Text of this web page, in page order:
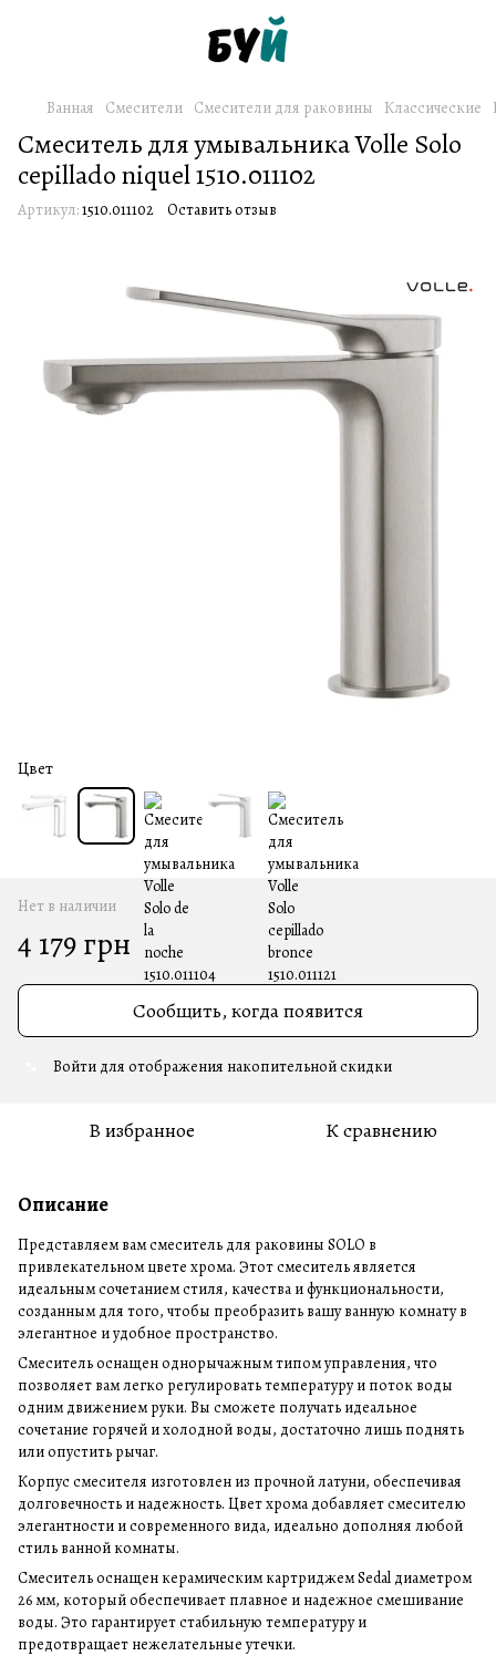
Ванная Смесители Смесители для раковины Классические
Смеситель для умывальника Volle Solo
cepillado niquel 1510.011102
Артикул:1510.011102 Оставить отзыв
Цвет
Нет в наличии
4 179 грн
Сообщить, когда появится
Войти для отображения накопительной скидки
В избранное К сравнению
Описание
Представляем вам смеситель для раковины SOLO в
привлекательном цвете хрома. Этот смеситель является
идеальным сочетанием стиля, качества и функциональности,
созданным для того, чтобы преобразить вашу ванную комнату в
элегантное и удобное пространство.
Смеситель оснащен однорычажным типом управления, что
позволяет вам легко регулировать температуру и поток воды
одним движением руки. Вы сможете получать идеальное
сочетание горячей и холодной воды, достаточно лишь поднять
или опустить рычаг.
Корпус смесителя изготовлен из прочной латуни, обеспечивая
долговечность и надежность. Цвет хрома добавляет смесителю
элегантности и современного вида, идеально дополняя любой
стиль ванной комнаты.
Смеситель оснащен керамическим картриджем Sedal диаметром
26 мм, который обеспечивает плавное и надежное смешивание
воды. Это гарантирует стабильную температуру и
предотвращает нежелательные утечки.